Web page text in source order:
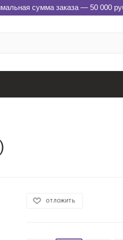
сумма заказа — 50 000
ОТЛОЖИТЬ